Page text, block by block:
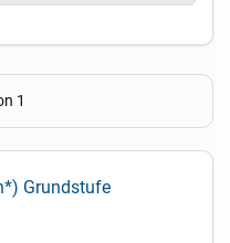
1
Grundstufe